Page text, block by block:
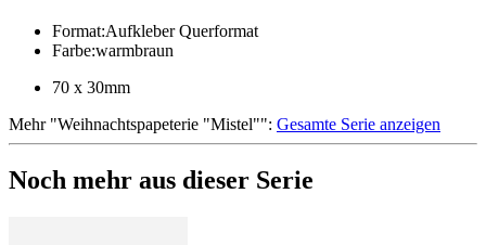
Format:Aufkleber Querformat
Farbe:warmbraun
70 x 30mm
Mehr"Weihnachtspapeterie "Mistel"": Gesamte Serie anzeigen
Noch mehr aus dieser Serie